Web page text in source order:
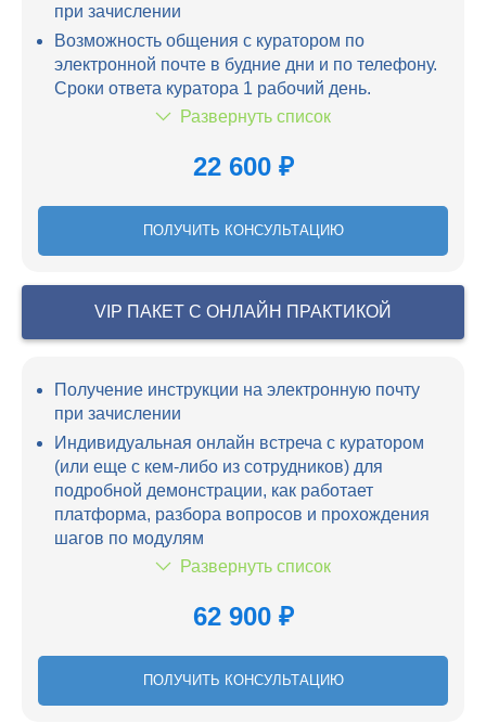
при зачислении
Возможность общения с куратором по
электронной почте в будние дни и по телефону.
Сроки ответа куратора 1 рабочий день.
Развернуть список
22 600 ₽
ПОЛУЧИТЬ КОНСУЛЬТАЦИЮ
VIP ПАКЕТ С ОНЛАЙН ПРАКТИКОЙ
Получение инструкции на электронную почту
при зачислении
Индивидуальная онлайн встреча с куратором
(или еще с кем-либо из сотрудников) для
подробной демонстрации, как работает
платформа, разбора вопросов и прохождения
шагов по модулям
Развернуть список
62 900 ₽
ПОЛУЧИТЬ КОНСУЛЬТАЦИЮ